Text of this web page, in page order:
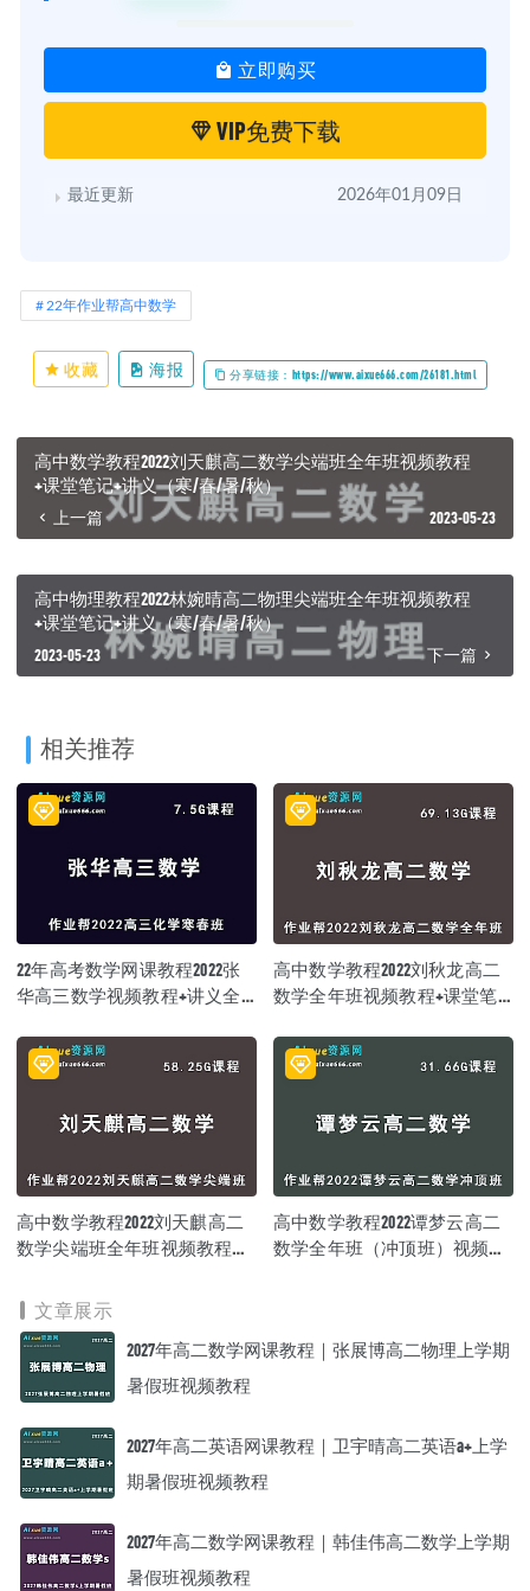
立即购买
VIP免费下载
最近更新 2026年01月09日
22年作业帮高中数学
收藏 海报 分享链接：https://www.aixue666.com/26181.html
高中数学教程2022刘天麒高二数学尖端班全年班视频教程
+课堂笔记+讲义（寒/春/暑/秋）
上一篇 2023-05-23
高中物理教程2022林婉晴高二物理尖端班全年班视频教程
+课堂笔记+讲义（寒/春/暑/秋）
2023-05-23 下一篇
相关推荐
22年高考数学网课教程2022张
华高三数学视频教程+讲义全
高中数学教程2022刘秋龙高二
数学全年班视频教程+课堂笔
高中数学教程2022刘天麒高二
数学尖端班全年班视频教程
秋）
高中数学教程2022谭梦云高二
数学全年班（冲顶班）视频教
文章展示
2027年高二数学网课教程｜张展博高二物理上学期
暑假班视频教程
2027年高二英语网课教程｜卫宇晴高二英语a+上学
期暑假班视频教程
2027年高二数学网课教程｜韩佳伟高二数学上学期
暑假班视频教程